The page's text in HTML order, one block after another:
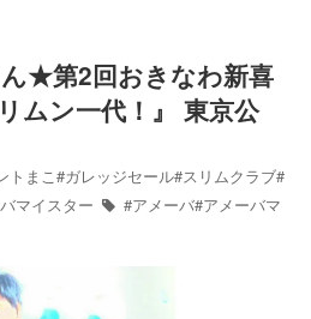
ん★第2回おきなわ新喜
ムン一代！』 東京公
トまこ#ガレッジセール#スリムクラブ#
マイスター
#アメーバ#アメーバマ